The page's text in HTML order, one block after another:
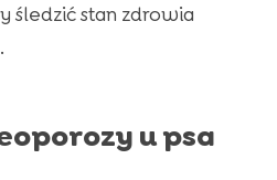
śledzić stan zdrowia
u psa